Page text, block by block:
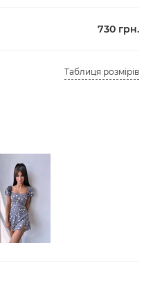
730 грн.
Таблиця розмірів